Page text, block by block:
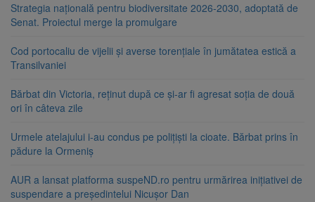
Strategia națională pentru biodiversitate 2026-2030, adoptată de
Senat. Proiectul merge la promulgare
Cod portocaliu de vijelii și averse torențiale în jumătatea estică a
Transilvaniei
Bărbat din Victoria, reținut după ce și-ar fi agresat soția de două
ori în câteva zile
Urmele atelajului i-au condus pe polițiști la cioate. Bărbat prins în
pădure la Ormeniș
AUR a lansat platforma suspeND.ro pentru urmărirea inițiativei de
suspendare a președintelui Nicușor Dan